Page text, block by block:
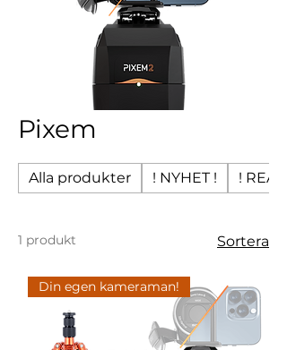
Pixem
Alla produkter ! NYHET ! ! REA !
1 produkt Sortera
Din egen kameraman!